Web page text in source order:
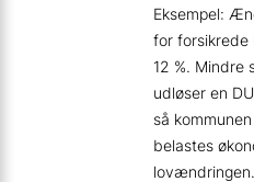
Eksempel:
for forsikrede
12 %. Mindre
udløser en
så
belastes
lovændringen.